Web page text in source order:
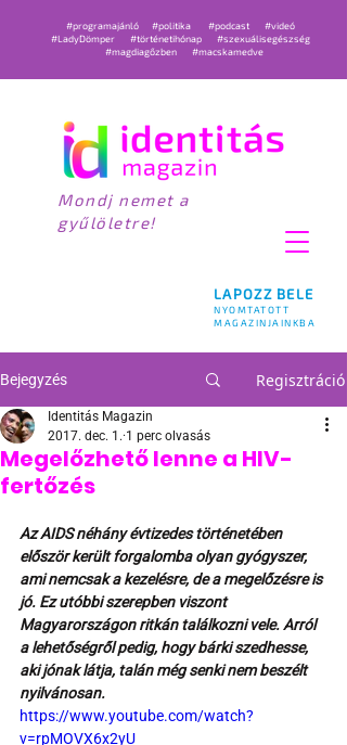
LAPOZZ BELE
NYOMTATOTT
MAGAZINJAINKBA
#programajánló #politika #podcast
#videó
#LadyDömper
#történetihónap
#szexuálisegészség
#magdiagőzben
#macskamedve
Mondj nemet a
gyűlöletre!
Bejegyzés Regisztráció
Megelőzhető lenne a HIV-
fertőzés
Identitás Magazin
2017. dec. 1. 1 perc olvasás
Az AIDS néhány évtizedes történetében
először került forgalomba olyan gyógyszer,
ami nemcsak a kezelésre, de a megelőzésre is
jó. Ez utóbbi szerepben viszont
Magyarországon ritkán találkozni vele. Arról
a lehetőségről pedig, hogy bárki szedhesse,
aki jónak látja, talán még senki nem beszélt
nyilvánosan.
https://www.youtube.com/watch?
v=rpMOVX6x2yU